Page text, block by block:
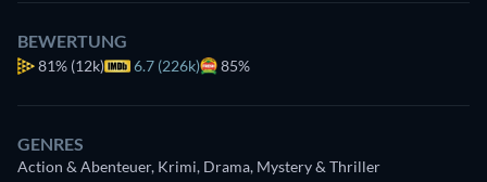
BEWERTUNG
81% (12k) 6.7 (226k) 85%
GENRES
Action & Abenteuer, Krimi, Drama, Mystery & Thriller